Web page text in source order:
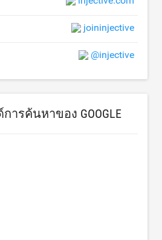
joininjective
@injective
การค้นหาของ GOOGLE